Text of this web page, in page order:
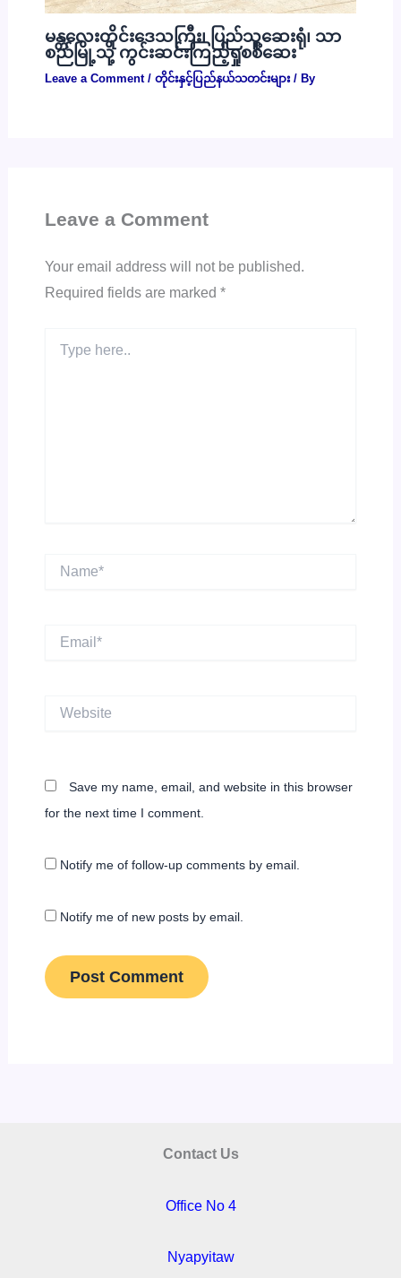
မန္တလေးတိုင်းဒေသကြီး၊ ပြည်သူ့ဆေးရုံ၊ သာ
စည်မြို့သို့ ကွင်းဆင်းကြည့်ရှုစစ်ဆေး
Leave a Comment / တိုင်းနှင့်ပြည်နယ်သတင်းများ/ By
Leave a Comment
Your email address will not be published.
Required fields are marked *
here..
Name*
Save my name, email, and website in this browser
for the next time I comment.
Notify me of follow-up comments by email.
Notify me of new posts by email.
Contact Us
Office No 4
Nyapyitaw